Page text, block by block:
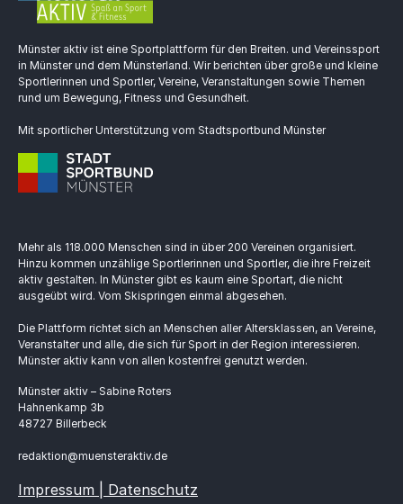
Münster aktiv ist eine Sportplattform für den Breiten. und Vereinssport
in Münster und dem Münsterland. Wir berichten über große und kleine
Sportlerinnen und Sportler, Vereine, Veranstaltungen sowie Themen
rund um Bewegung, Fitness und Gesundheit.
Mit sportlicher Unterstützung vom Stadtsportbund Münster
Mehr als 118.000 Menschen sind in über 200 Vereinen organisiert.
Hinzu kommen unzählige Sportlerinnen und Sportler, die ihre Freizeit
aktiv gestalten. In Münster gibt es kaum eine Sportart, die nicht
ausgeübt wird. Vom Skispringen einmal abgesehen.
Die Plattform richtet sich an Menschen aller Altersklassen, an Vereine,
Veranstalter und alle, die sich für Sport in der Region interessieren.
Münster aktiv kann von allen kostenfrei genutzt werden.
Münster aktiv – Sabine Roters
Hahnenkamp 3b
48727 Billerbeck
redaktion@muensteraktiv.de
Impressum | Datenschutz